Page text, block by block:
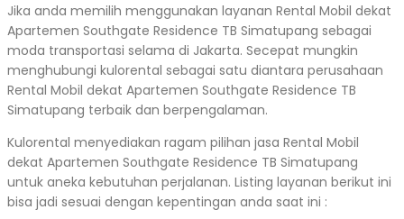
Jika anda memilih menggunakan layanan Rental Mobil dekat
Apartemen Southgate Residence TB Simatupang sebagai
moda transportasi selama di Jakarta. Secepat mungkin
menghubungi kulorental sebagai satu diantara perusahaan
Rental Mobil dekat Apartemen Southgate Residence TB
Simatupang terbaik dan berpengalaman.
Kulorental menyediakan ragam pilihan jasa Rental Mobil
dekat Apartemen Southgate Residence TB Simatupang
untuk aneka kebutuhan perjalanan. Listing layanan berikut ini
bisa jadi sesuai dengan kepentingan anda saat ini :